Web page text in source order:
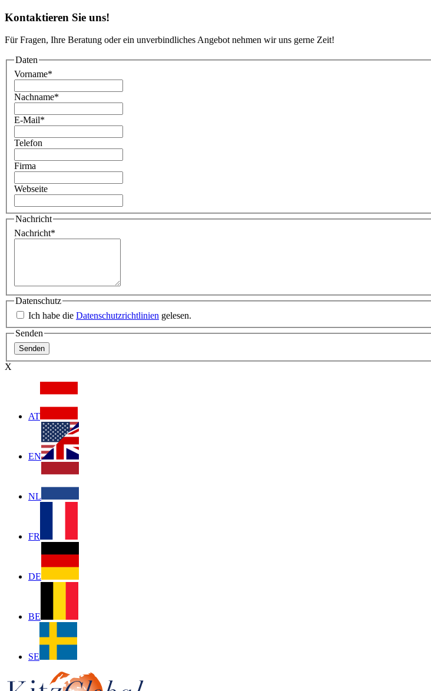
Kontaktieren Sie uns!
Für Fragen, Ihre Beratung oder ein unverbindliches Angebot nehmen wir uns gerne Zeit!
Daten
Vorname*
Nachname*
E-Mail*
Telefon
Firma
Webseite
Nachricht
Nachricht*
Datenschutz
Ich habe die Datenschutzrichtlinien gelesen.
Senden
X
AT
EN
NL
FR
DE
BE
SE